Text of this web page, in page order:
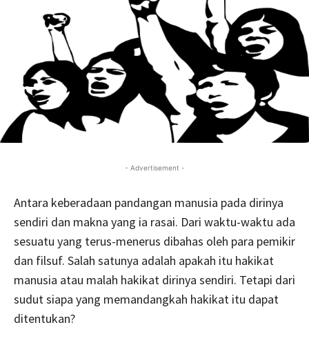
- Advertisement -
Antara keberadaan pandangan manusia pada dirinya
sendiri dan makna yang ia rasai. Dari waktu-waktu ada
sesuatu yang terus-menerus dibahas oleh para pemikir
dan filsuf. Salah satunya adalah apakah itu hakikat
manusia atau malah hakikat dirinya sendiri. Tetapi dari
sudut siapa yang memandangkah hakikat itu dapat
ditentukan?